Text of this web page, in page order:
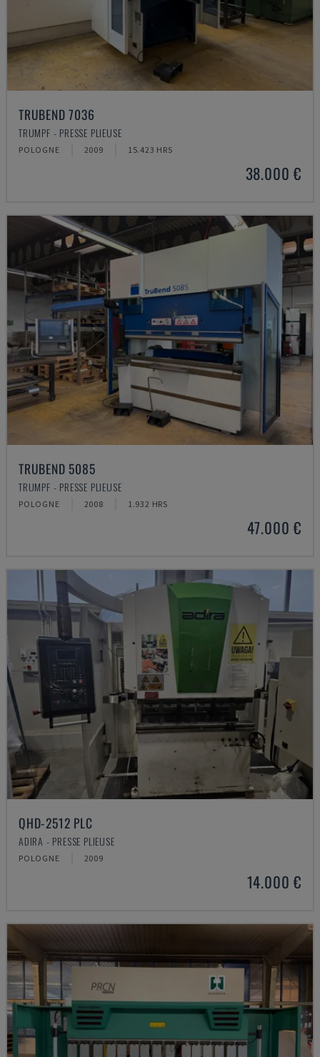
TRUBEND 7036
TRUMPF - PRESSE PLIEUSE
POLOGNE 2009 15.423 HRS
38.000 €
TRUBEND 5085
TRUMPF - PRESSE PLIEUSE
POLOGNE 2008 1.932 HRS
47.000 €
QHD-2512 PLC
ADIRA - PRESSE PLIEUSE
POLOGNE 2009
14.000 €